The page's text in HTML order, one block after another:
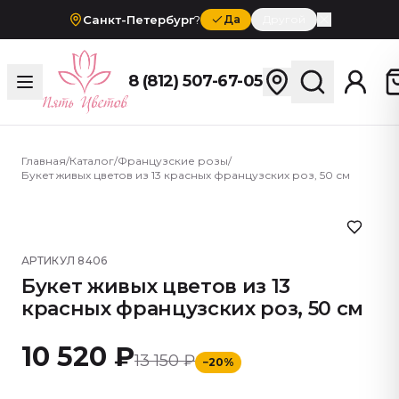
Санкт-Петербург? Да
8 (812) 507-67-05
Главная/Каталог/Французские розы/
Букет живых цветов из 13 красных французских роз, 50 см
АРТИКУЛ 8406
Букет живых цветов из 13
красных французских роз, 50 см
10 520 ₽13 150 ₽ −20%